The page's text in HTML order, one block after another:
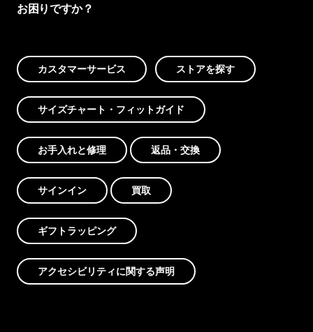
お困りですか？
カスタマーサービス ストアを探す
サイズチャート・フィットガイド
お手入れと修理 返品・交換
サインイン 買取
ギフトラッピング
アクセシビリティに関する声明